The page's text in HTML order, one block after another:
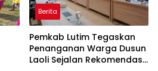
Berita
Pemkab Lutim Tegaskan
Penanganan Warga Dusun
Laoli Sejalan Rekomendasi